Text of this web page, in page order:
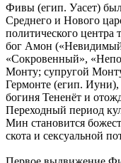
Фивы (егип. Уасет)
Среднего и Нового
политического
бог Амон
«Сокровенный»,
Монту; супругой
Гермонте (егип.
богиня Тененёт и
Переходный период
Мин становится
скота и сексуальной